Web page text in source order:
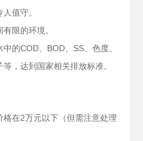
值守。
限的环境。
中的COD、BOD、SS、色度、
，达到国家相关排放标准。
格在2万元以下（但需注意处理